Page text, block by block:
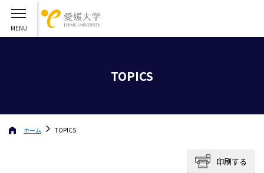
TOPICS
ホーム TOPICS
印刷する